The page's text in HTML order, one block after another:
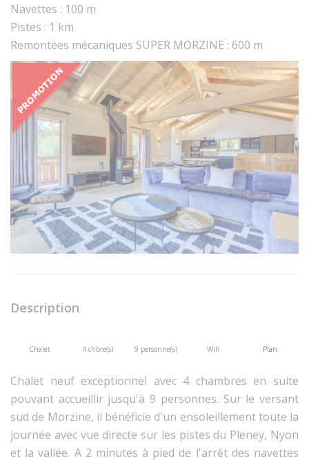
Navettes : 100 m
Pistes : 1 km
Remontées mécaniques SUPER MORZINE : 600 m
Description
Chalet 4 chbre(s) 9 personne(s) Wifi Plan
Chalet neuf exceptionnel avec 4 chambres en suite
pouvant accueillir jusqu'à 9 personnes. Sur le versant
sud de Morzine, il bénéficie d'un ensoleillement toute la
journée avec vue directe sur les pistes du Pleney, Nyon
et la vallée. A 2 minutes à pied de l'arrêt des navettes